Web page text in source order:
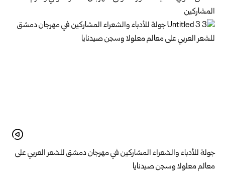
المشاركين
جولة للأدباء والشعراء المشاركين في مهرجان دمشق للشعر العربي على
معالم معلولا وسجن صيدنايا